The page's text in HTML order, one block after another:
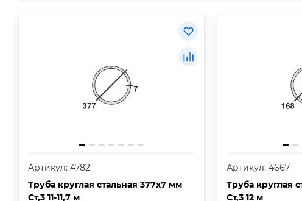
Артикул: 4782
Труба круглая стальная 377х7 мм
Ст,3 11-11,7 м
Артикул: 4667
Труба круглая
Ст,3 12 м